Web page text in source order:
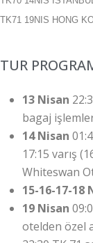
TK71 19NIS HONG
TUR
13 Nisan
bagaj
14 Nisan
17:15 varış
Whiteswan
15-16-17-18
19 Nisan
otelden özel